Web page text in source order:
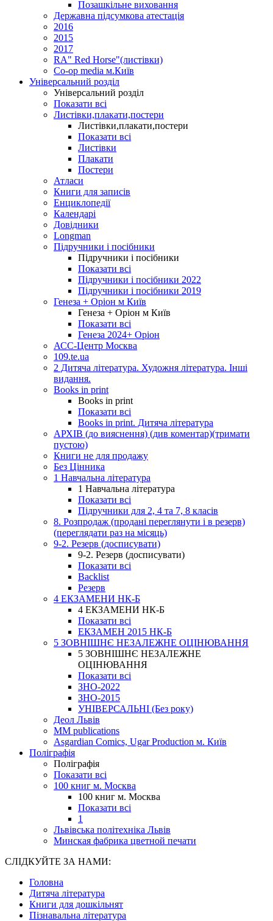
Позашкільне виховання
Державна підсумкова атестація
2016
2015
2017
RA" Red Horse"(листівки)
Co-op media м.Київ
Універсальний розділ
Універсальний розділ
Показати всі
Листівки,плакати,постери
Листівки,плакати,постери
Показати всі
Листівки
Плакати
Постери
Атласи
Книги для записів
Енциклопедії
Календарі
Довідники
Longman
Підручники і посібники
Підручники і посібники
Показати всі
Підручники і посібники 2022
Підручники і посібники 2019
Генеза + Оріон м Київ
Генеза + Оріон м Київ
Показати всі
Генеза 2024+ Оріон
АСС-Центр Москва
109.te.ua
2 Дитяча література. Художня література. Інші
видання.
Books in print
Books in print
Показати всі
Books in print. Дитяча література
АРХІВ (до вияснення) (див коментар)(тримати
пустою)
Книги не для продажу
Без Цінника
1 Навчальна література
1 Навчальна література
Показати всі
Підручники для 2, 4 та 7, 8 класів
8. Розпродаж (продані переглянути і в резерв)
(переглядати раз на місяць)
9-2. Резерв (досписувати)
9-2. Резерв (досписувати)
Показати всі
Backlist
Резерв
4 ЕКЗАМЕНИ НК-Б
4 ЕКЗАМЕНИ НК-Б
Показати всі
ЕКЗАМЕН 2015 НК-Б
5 ЗОВНІШНЄ НЕЗАЛЕЖНЕ ОЦІНЮВАННЯ
5 ЗОВНІШНЄ НЕЗАЛЕЖНЕ
ОЦІНЮВАННЯ
Показати всі
ЗНО-2022
ЗНО-2015
УНІВЕРСАЛЬНІ (Без року)
Деол Львів
MM publications
Asgardian Comics, Ugar Production м. Київ
Поліграфія
Поліграфія
Показати всі
100 книг м. Москва
100 книг м. Москва
Показати всі
1
Львівська політехніка Львів
Минская фабрика цветной печати
СЛІДКУЙТЕ ЗА НАМИ:
Головна
Дитяча література
Книги для дошкільнят
Пізнавальна література